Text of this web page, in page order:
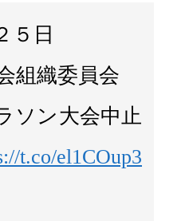
５日
組織委員会
ソン大会中止
t.co/el1COup3